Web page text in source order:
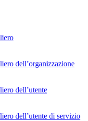
dell’organizzazione
dell’utente
dell’utente di servizio